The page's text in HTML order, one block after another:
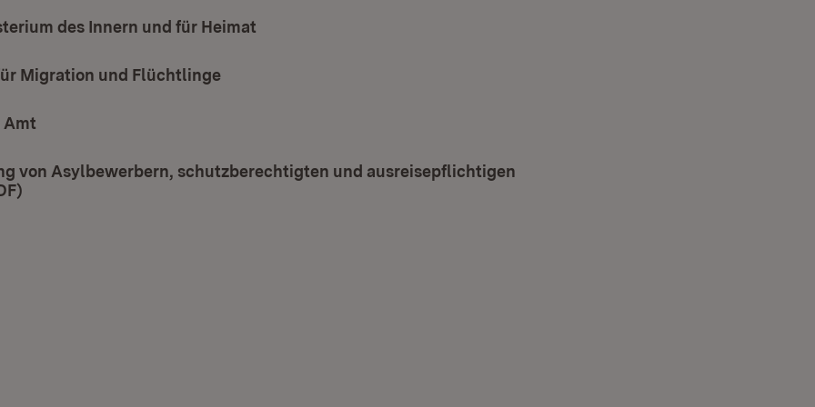
des Innern und für Heimat
Migration und Flüchtlinge
Amt
von Asylbewerbern, schutzberechtigten und ausreisepflichtigen